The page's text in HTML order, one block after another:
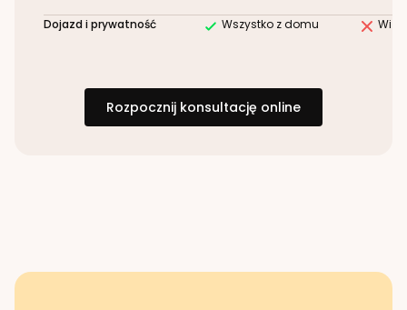
Dojazd i prywatność Wszystko z domu
Rozpocznij konsultację online